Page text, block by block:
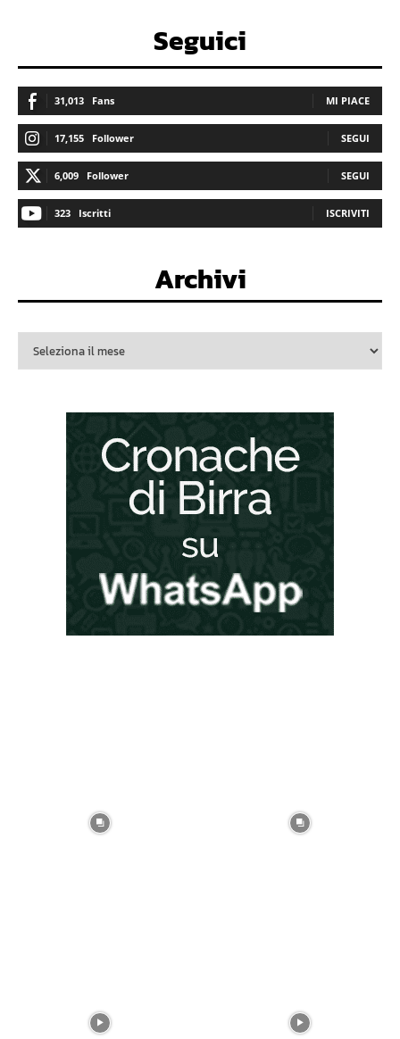
Seguici
31,013 Fans MI PIACE
17,155 Follower SEGUI
6,009 Follower SEGUI
323 Iscritti ISCRIVITI
Archivi